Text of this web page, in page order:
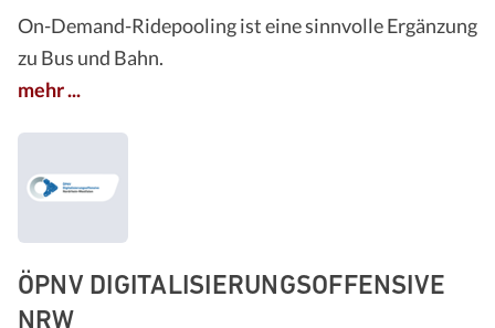
On-​Demand-Ridepooling ist eine sinnvolle Ergänzung
zu Bus und Bahn.
mehr ...
ÖPNV DIGITALISIERUNGSOFFENSIVE
NRW